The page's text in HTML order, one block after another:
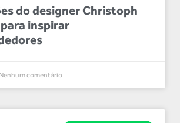
do designer Christoph
inspirar
Nenhum comentário